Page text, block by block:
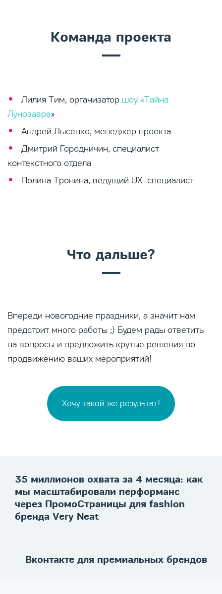
Команда проекта
Лилия Тим, организатор шоу «Тайна
Лунозавра»
Андрей Лысенко, менеджер проекта
Дмитрий Городничин, специалист
контекстного отдела
Полина Тронина, ведущий UX-специалист
Что дальше?
Впереди новогодние праздники, а значит нам
предстоит много работы ;) Будем рады ответить
на вопросы и предложить крутые решения по
продвижению ваших мероприятий!
Хочу такой же результат!
35 миллионов охвата за 4 месяца: как
мы масштабировали перформанс
через ПромоСтраницы для fashion
бренда Very Neat
Вконтакте для премиальных брендов